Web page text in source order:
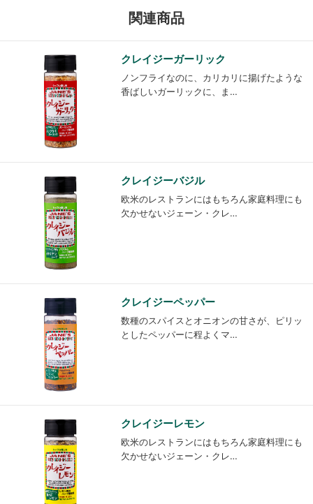
関連商品
クレイジーガーリック
ノンフライなのに、カリカリに揚げたような
香ばしいガーリックに、ま…
クレイジーバジル
欧米のレストランにはもちろん家庭料理にも
欠かせないジェーン・クレ…
クレイジーペッパー
数種のスパイスとオニオンの甘さが、ピリッ
としたペッパーに程よくマ…
クレイジーレモン
欧米のレストランにはもちろん家庭料理にも
欠かせないジェーン・クレ…